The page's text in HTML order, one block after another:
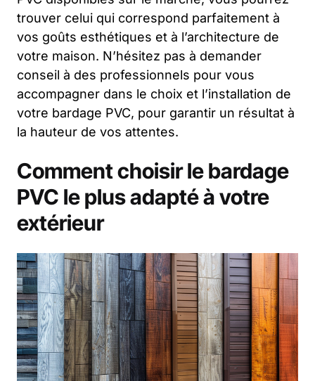
trouver celui qui correspond parfaitement à
vos goûts esthétiques et à l’architecture de
votre maison. N’hésitez pas à demander
conseil à des professionnels pour vous
accompagner dans le choix et l’installation de
votre bardage PVC, pour garantir un résultat à
la hauteur de vos attentes.
Comment choisir le bardage
PVC le plus adapté à votre
extérieur